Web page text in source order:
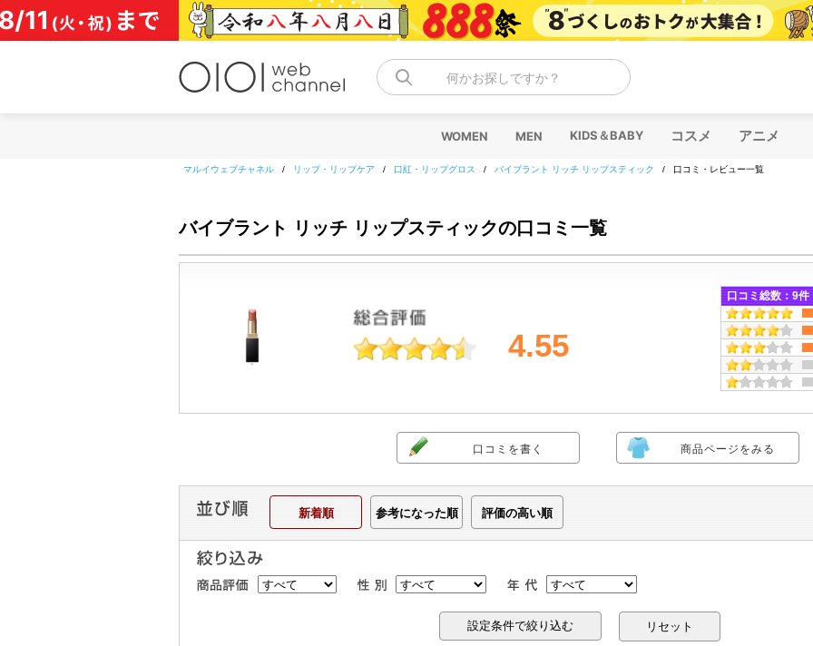
コ
ン
テ
何かお探しですか？
WOMEN MEN KIDS＆BABY コスメ アニメ
マルイウェブチャネル / リップ・リップケア / 口紅・リップグロス / バイブラント リッチ リップスティック / 口コミ・レビュー一覧
バイブラント リッチ リップスティックの口コミ一覧
4.55
口コミ総数：9件
口コミを書く 商品ページをみる
新着順 参考になった順 評価の高い順
リセット